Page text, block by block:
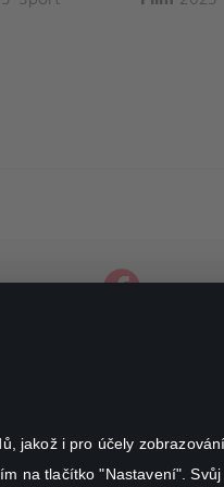
jakož i pro účely
na tlačítko "Nastavení".
facebook